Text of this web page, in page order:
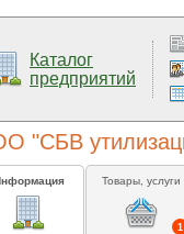
Каталог
предприятий
"СБВ
1
Товары, услуги